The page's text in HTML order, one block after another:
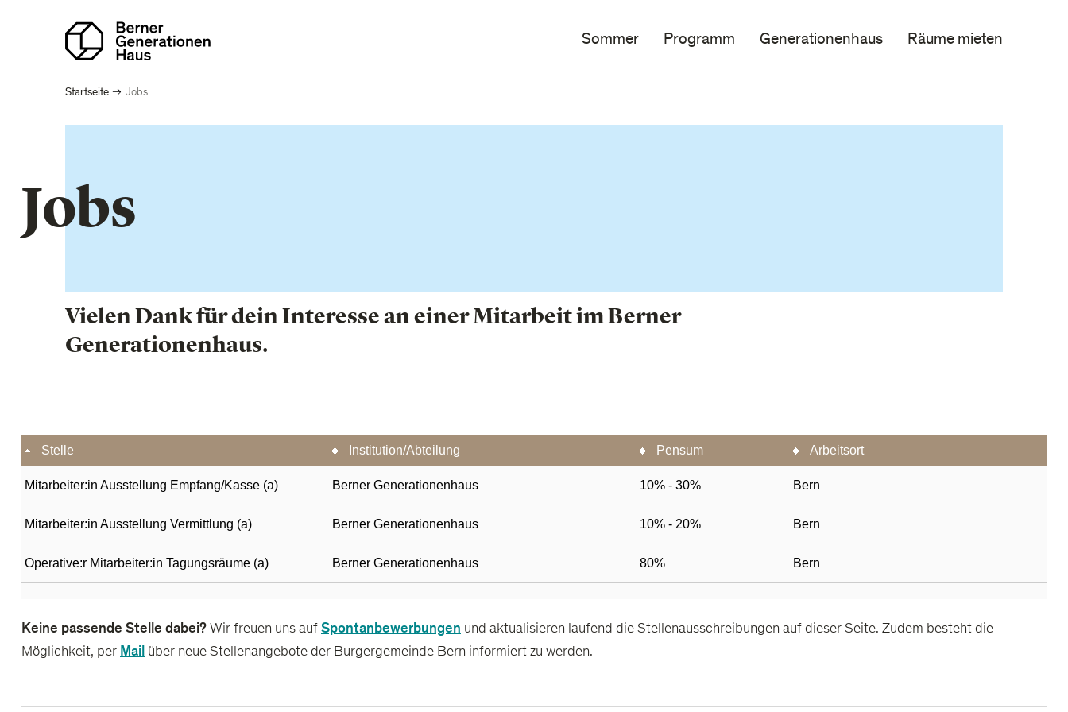
Sommer Programm Generationenhaus Räume mieten
Pfadnavigation
Startseite Jobs
Jobs
Vielen Dank für dein Interesse an einer Mitarbeit im Berner
Generationenhaus.
Keine passende Stelle dabei? Wir freuen uns auf Spontanbewerbungen und aktualisieren laufend die Stellenausschreibungen auf dieser Seite. Zudem besteht die
Möglichkeit, per Mail über neue Stellenangebote der Burgergemeinde Bern informiert zu werden.